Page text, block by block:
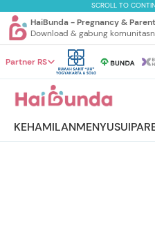
SCROLL TO
HaiBunda - Pregnancy &
Download & gabung
Partner RS
KEHAMILANMENYUSUI